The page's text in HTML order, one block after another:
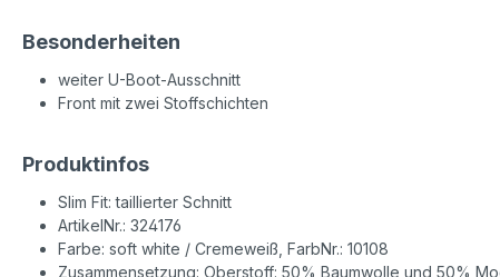
Besonderheiten
weiter U-Boot-Ausschnitt
Front mit zwei Stoffschichten
Produktinfos
Slim Fit: taillierter Schnitt
ArtikelNr.: 324176
Farbe: soft white / Cremeweiß, FarbNr.: 10108
Zusammensetzung: Oberstoff: 50% Baumwolle und 50%